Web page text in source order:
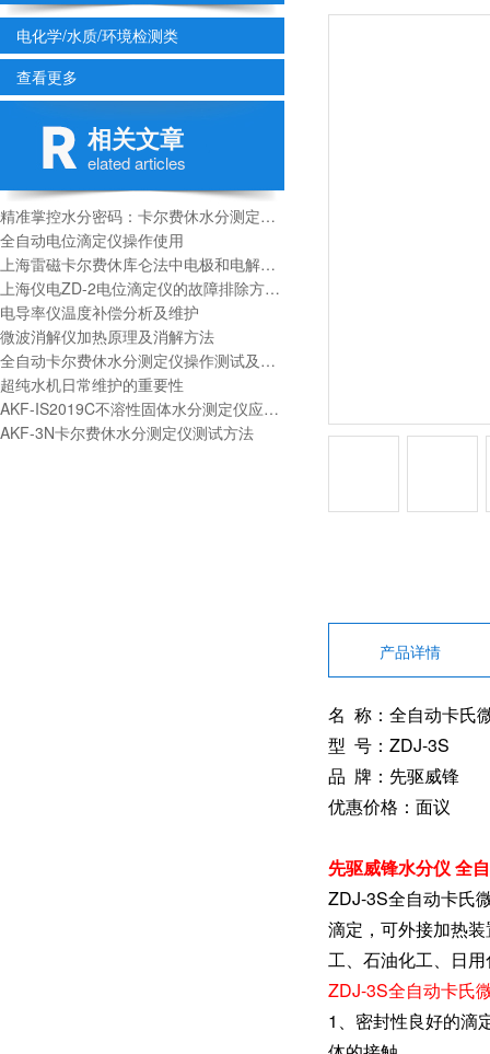
电化学/水质/环境检测类
查看更多
相关文章
elated articles
精准掌控水分密码：卡尔费休水分测定仪操作全解析
全自动电位滴定仪操作使用
上海雷磁卡尔费休库仑法中电极和电解杯如何清洗？
上海仪电ZD-2电位滴定仪的故障排除方面的问题
电导率仪温度补偿分析及维护
微波消解仪加热原理及消解方法
全自动卡尔费休水分测定仪操作测试及应用领域
超纯水机日常维护的重要性
AKF-IS2019C不溶性固体水分测定仪应用领域及测试原理
AKF-3N卡尔费休水分测定仪测试方法
产品详情
名 称：全自动卡氏
型 号：ZDJ-3S
品 牌： 先驱威锋
优惠价格：面议
先驱威锋水分仪 全
ZDJ-3S全自动卡氏
滴定，可外接加热
工、石油化工、日
ZDJ-3S全自动卡氏
1、密封性良好的滴